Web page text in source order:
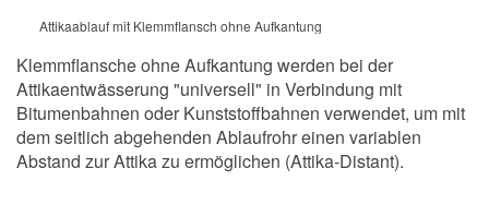
Attikaablauf mit Klemmflansch ohne Aufkantung
Klemmflansche ohne Aufkantung werden bei der
Attikaentwässerung "universell" in Verbindung mit
Bitumenbahnen oder Kunststoffbahnen verwendet, um mit
dem seitlich abgehenden Ablaufrohr einen variablen
Abstand zur Attika zu ermöglichen (Attika-Distant).